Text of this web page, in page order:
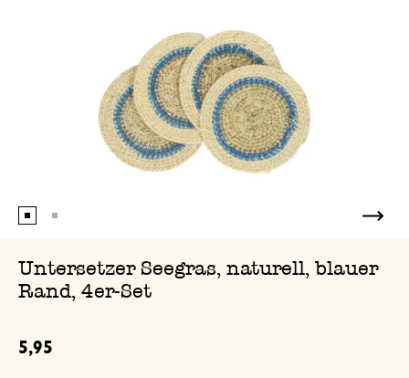
Untersetzer Seegras, naturell, blauer
Rand, 4er-Set
5,95